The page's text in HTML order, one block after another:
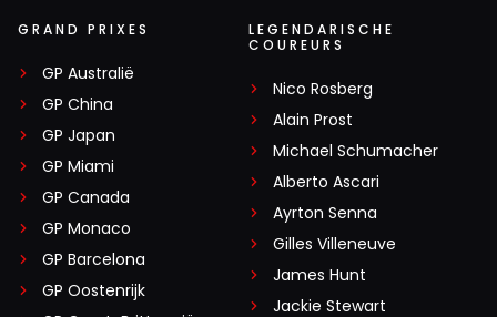
GRAND PRIXES
GP Australië
GP China
GP Japan
GP Miami
GP Canada
GP Monaco
GP Barcelona
GP Oostenrijk
LEGENDARISCHE
COUREURS
Nico Rosberg
Alain Prost
Michael Schumacher
Alberto Ascari
Ayrton Senna
Gilles Villeneuve
James Hunt
Jackie Stewart